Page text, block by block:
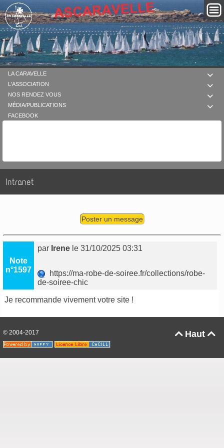

LA CARAVELLE

L'ASSOCIATION

NOS RENDEZ VOUS

MÉDIA/PUBLICATIONS
FACEBOOK
Intranet
Poster un message
Note
n°1597
par Irene le 31/10/2025 03:31
https://ma-robe-de-soiree.fr/collections/robe-
de-soiree-chic
Je recommande vivement votre site !
Haut 
© 2004-2017